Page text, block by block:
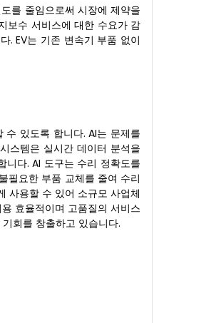
를 줄임으로써 시장에 제약을
보수 서비스에 대한 수요가 감
. EV는 기존 변속기 부품 없이
있도록 합니다. AI는 문제를
스템은 실시간 데이터 분석을
다. AI 도구는 수리 정확도를
필요한 부품 교체를 줄여 수리
사용할 수 있어 소규모 사업체
효율적이며 고품질의 서비스
회를 창출하고 있습니다.